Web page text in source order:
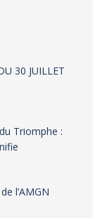
30 JUILLET
Triomphe :
l’AMGN